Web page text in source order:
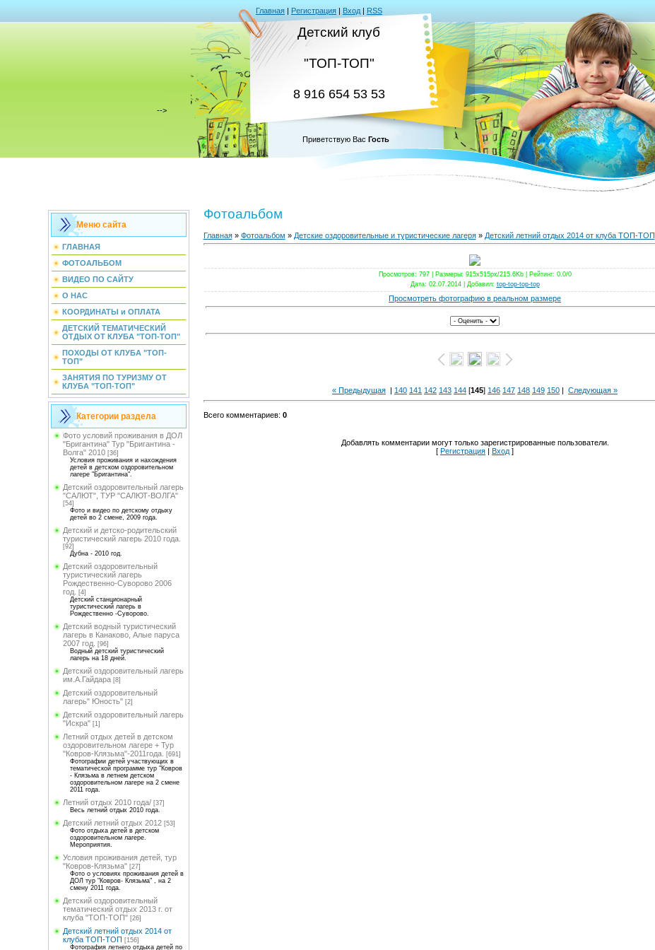
Главная | Регистрация | Вход | RSS
Детский клуб
"ТОП-ТОП"
8 916 654 53 53
-->
Приветствую Вас Гость
Меню сайта
ГЛАВНАЯ
ФОТОАЛЬБОМ
ВИДЕО ПО САЙТУ
О НАС
КООРДИНАТЫ и ОПЛАТА
ДЕТСКИЙ ТЕМАТИЧЕСКИЙ
ОТДЫХ ОТ КЛУБА "ТОП-ТОП"
ПОХОДЫ ОТ КЛУБА "ТОП-
ТОП"
ЗАНЯТИЯ ПО ТУРИЗМУ ОТ
КЛУБА "ТОП-ТОП"
Категории раздела
Фото условий проживания в ДОЛ
"Бригантина" Тур "Бригантина -
Волга" 2010 [36]
Условия проживания и нахождения
детей в детском оздоровительном
лагере "Бригантина".
Детский оздоровительный лагерь
"САЛЮТ", ТУР "САЛЮТ-ВОЛГА"
[54]
Фото и видео по детскому отдыху
детей во 2 смене, 2009 года.
Детский и детско-родительский
туристический лагерь 2010 года.
[92]
Дубна - 2010 год.
Детский оздоровительный
туристический лагерь
Рождественно-Суворово 2006
год.
[4]
Детский станционарный
туристический лагерь в
Рождественно -Суворово.
Детский водный туристический
лагерь в Канаково, Алые паруса
2007 год.
[96]
Водный детский туристический
лагерь на 18 дней.
Детский оздоровительный лагерь
им.А.Гайдара [8]
Детский оздоровительный
лагерь" Юность" [2]
Детский оздоровительный лагерь
"Искра" [1]
Летний отдых детей в детском
оздоровительном лагере + Тур
"Ковров-Клязьма"-2011года.
[691]
Фотографии детей участвующих в
тематической программе тур "Ковров
- Клязьма в летнем детском
оздоровительном лагере на 2 смене
2011 года.
Летний отдых 2010 года/ [37]
Весь летний отдых 2010 года.
Детский летний отдых 2012 [53]
Фото отдыха детей в детском
оздоровительном лагере.
Мероприятия.
Условия проживания детей, тур
"Ковров-Клязьма" [27]
Фото о условиях проживания детей в
ДОЛ тур "Ковров- Клязьма" , на 2
смену 2011 года.
Детский оздоровительный
тематический отдых 2013 г. от
клуба "ТОП-ТОП" [26]
Детский летний отдых 2014 от
клуба ТОП-ТОП [156]
Фотография летнего отдыха детей по
Фотоальбом
Главная» Фотоальбом » Детские оздоровительные и туристические лагеря» Детский летний отдых 2014 от клуба ТОП-ТОП
Просмотров: 797 | Размеры: 915x515px/215.6Kb | Рейтинг: 0.0/0
Дата: 02.07.2014 | Добавил: top-top-top-top
Просмотреть фотографию в реальном размере
« Предыдущая | 140 141 142 143 144 [145] 146 147 148 149 150 | Следующая »
Всего комментариев: 0
Добавлять комментарии могут только зарегистрированные пользователи.
[ Регистрация | Вход ]